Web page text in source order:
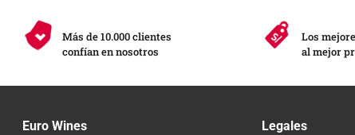
Más de 10.000 clientes
confían en nosotros
Los
al mejor
Euro Wines Legales